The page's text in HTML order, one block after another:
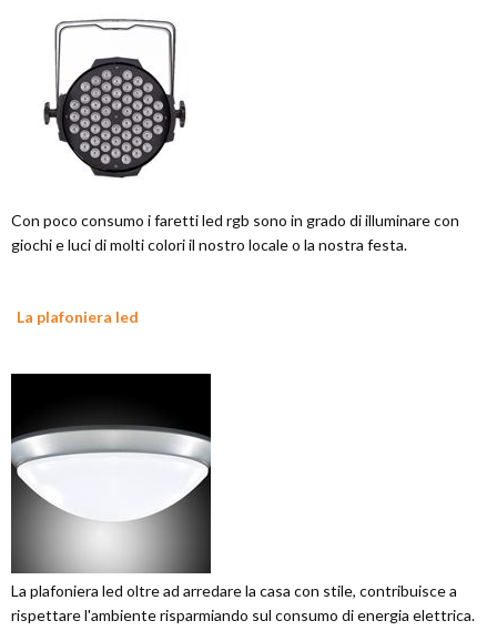
Con poco consumo i faretti led rgb sono in grado di illuminare con
giochi e luci di molti colori il nostro locale o la nostra festa.
La plafoniera led
La plafoniera led oltre ad arredare la casa con stile, contribuisce a
rispettare l'ambiente risparmiando sul consumo di energia elettrica.